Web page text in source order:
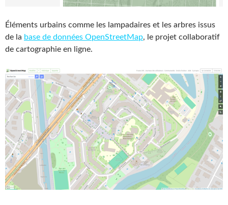
Éléments urbains comme les lampadaires et les arbres issus
de la base de données OpenStreetMap, le projet collaboratif
de cartographie en ligne.